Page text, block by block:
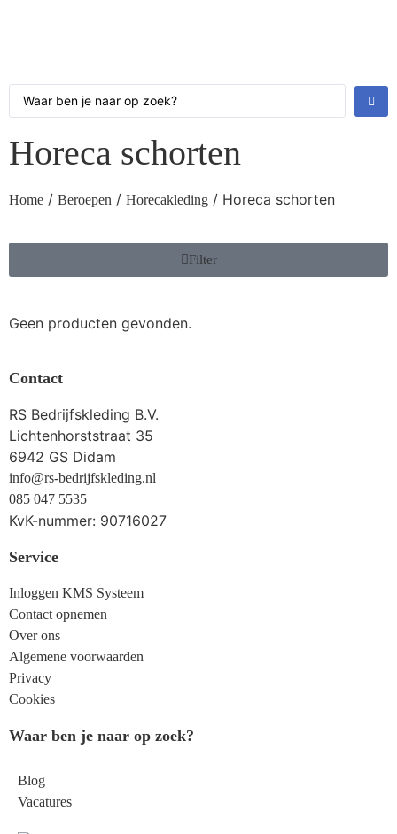
Horeca schorten
Home / Beroepen / Horecakleding / Horeca schorten
Filter
Geen producten gevonden.
Contact
RS Bedrijfskleding B.V.
Lichtenhorststraat 35
6942 GS Didam
info@rs-bedrijfskleding.nl
085 047 5535
KvK-nummer: 90716027
Service
Inloggen KMS Systeem
Contact opnemen
Over ons
Algemene voorwaarden
Privacy
Cookies
Waar ben je naar op zoek?
Blog
Vacatures